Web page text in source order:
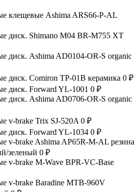
клещевые Ashima ARS66-P-AL
диск. Shimano M04 BR-M755 XT
диск. Ashima AD0104-OR-S organic
диск. Comiron TP-01B керамика 0 ₽
диск. Forward YL-1001 0 ₽
диск. Ashima AD0706-OR-S organic
v-brake Trix SJ-520A 0 ₽
диск. Forward YL-1034 0 ₽
v-brake Ashima AP65R-M-AL резина
зеленый 0 ₽
v-brake M-Wave BPR-VC-Base
v-brake Baradine MTB-960V